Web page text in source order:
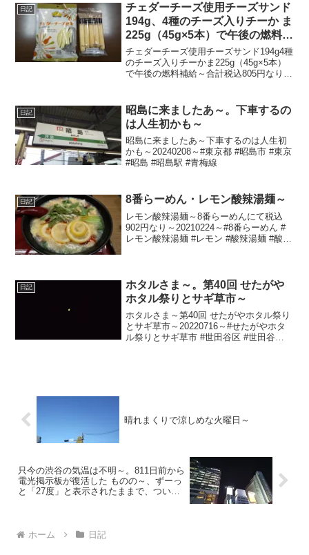
日記
チェダーチーズ使用チーズサンド
194g、4種のチーズ入りチーか ま
225g（45g×5本）で午後の燃料補
給～
チェダーチーズ使用チーズサンド194g4種
のチーズ入りチーかま225g（45g×5本）
で午後の燃料補給～合計税込805円なり～
ま #チーカマ
日記
昭島に来ましたあ～。下車するの
は人生初かも～
昭島に来ましたあ～下車するのは人生初
かも～20240208～#東京都 #昭島市 #東京
#昭島 #昭島駅 #青梅線
日記 8番らーめん・レモン酸辣湯麺～
レモン酸辣湯麺～8番らーめんにて税込
902円なり～20210224～#8番らーめん #
レモン酸辣湯麺 #レモン #酸辣湯麺 #酸辣
日記
ホタルさま～。第40回 せたがや
ホタル祭りとサギ草市～
ホタルさま～第40回 せたがやホタル祭り
とサギ草市～20220716～#せたがやホタ
ル祭りとサギ草市 #世田谷区 #世田谷
晴れまくりで涼しめな火曜日～
只今の渋谷の気温は不明～。811日前から
電光掲示板が復活した ものの～、ずーっ
と「27度」と表示されたままで、ついに
ホーム 日記